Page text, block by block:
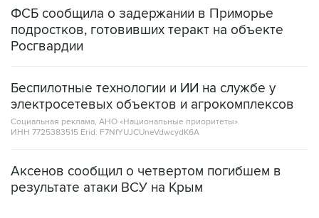
Росгвардии
Беспилотные технологии и ИИ на службе у
Социальная реклама, АНО «Национальные приоритеты».
ИНН 7725383515 Erid: F7NfYUJCUneVdwcydK6A
Аксенов сообщил о четвертом погибшем в